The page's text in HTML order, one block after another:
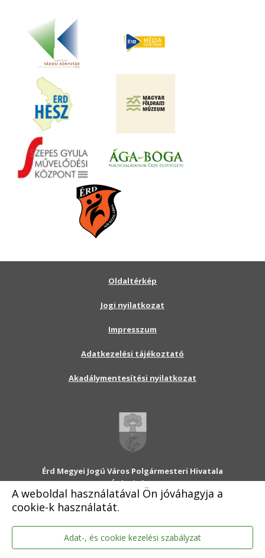
A weboldal használatával Ön jóváhagyja a
cookie-k használatát.
Adat-, és cookie kezelési szabályzat
Érd Megyei Jogú Város Polgármesteri Hivatala
2030 Érd, Alsó utca 1.
Levélcím: 2031 Érd, Pf.: 31
E-mail:onkormanyzat@erd.hu
Telefonközpont:06-23-522-300
Ügyfélszolgálat:06-23-522-301
Hivatali Kapu: ERDPH
Oldaltérkép
Jogi nyilatkozat
Impresszum
Adatkezelési tájékoztató
Akadálymentesítési nyilatkozat